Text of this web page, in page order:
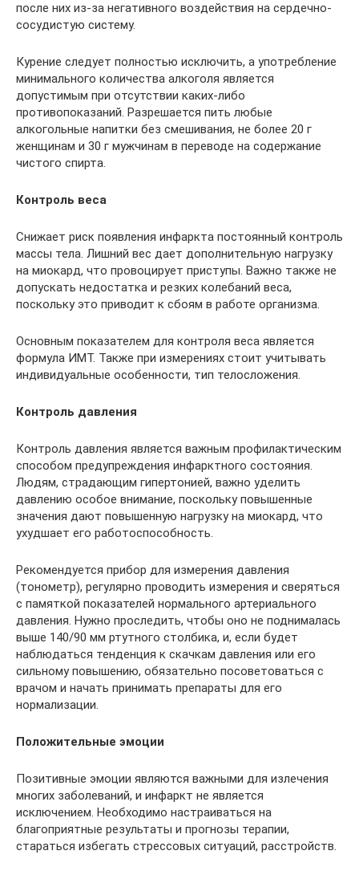
после них из-за негативного воздействия на сердечно-
сосудистую систему.
Курение следует полностью исключить, а употребление
минимального количества алкоголя является
допустимым при отсутствии каких-либо
противопоказаний. Разрешается пить любые
алкогольные напитки без смешивания, не более 20 г
женщинам и 30 г мужчинам в переводе на содержание
чистого спирта.
Контроль веса
Снижает риск появления инфаркта постоянный контроль
массы тела. Лишний вес дает дополнительную нагрузку
на миокард, что провоцирует приступы. Важно также не
допускать недостатка и резких колебаний веса,
поскольку это приводит к сбоям в работе организма.
Основным показателем для контроля веса является
формула ИМТ. Также при измерениях стоит учитывать
индивидуальные особенности, тип телосложения.
Контроль давления
Контроль давления является важным профилактическим
способом предупреждения инфарктного состояния.
Людям, страдающим гипертонией, важно уделить
давлению особое внимание, поскольку повышенные
значения дают повышенную нагрузку на миокард, что
ухудшает его работоспособность.
Рекомендуется прибор для измерения давления
(тонометр), регулярно проводить измерения и сверяться
с памяткой показателей нормального артериального
давления. Нужно проследить, чтобы оно не поднималась
выше 140/90 мм ртутного столбика, и, если будет
наблюдаться тенденция к скачкам давления или его
сильному повышению, обязательно посоветоваться с
врачом и начать принимать препараты для его
нормализации.
Положительные эмоции
Позитивные эмоции являются важными для излечения
многих заболеваний, и инфаркт не является
исключением. Необходимо настраиваться на
благоприятные результаты и прогнозы терапии,
стараться избегать стрессовых ситуаций, расстройств.